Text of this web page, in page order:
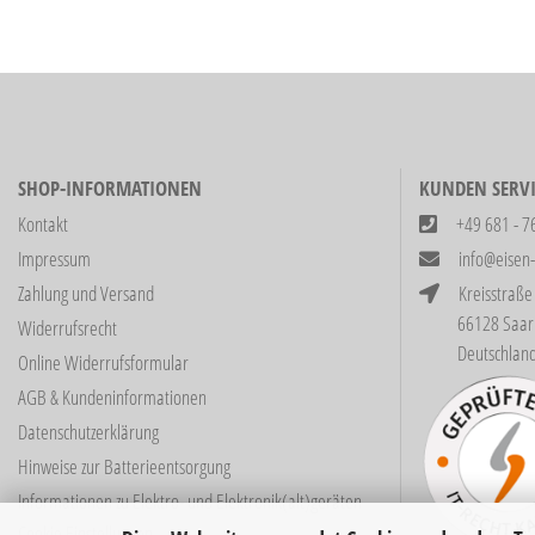
SHOP-INFORMATIONEN
Kontakt
Impressum
Zahlung und Versand
Widerrufsrecht
Online Widerrufsformular
AGB & Kundeninformationen
Datenschutzerklärung
Hinweise zur Batterieentsorgung
Informationen zu Elektro- und Elektronik(alt)geräten
KUNDEN
+49 681 -
66128